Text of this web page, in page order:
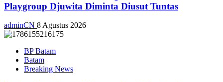
Playgroup Djuwita Diminta Diusut Tuntas
adminCN 8 Agustus 2026
BP Batam
Batam
Breaking News